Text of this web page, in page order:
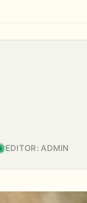
EDITOR: ADMIN